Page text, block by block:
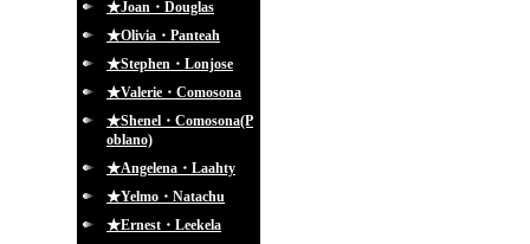
★Joan・Douglas
★Olivia・Panteah
★Stephen・Lonjose
★Valerie・Comosona
★Shenel・Comosona(P
oblano)
★Angelena・Laahty
★Yelmo・Natachu
★Ernest・Leekela